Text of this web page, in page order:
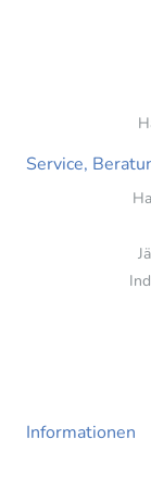
Service,
Informationen